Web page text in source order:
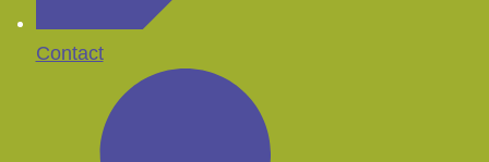
Contact